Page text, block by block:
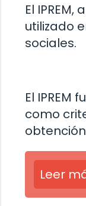
El
utilizado
sociales.
El
como
Leer